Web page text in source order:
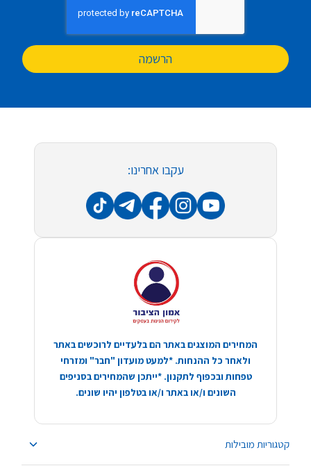
הרשמה
קטגוריות מובילות
עקבו אחרינו:
המחירים המוצגים באתר הם בלעדיים לרוכשים באתר
ולאחר כל ההנחות. *למעט מועדון "חבר" ומזרחי
טפחות ובכפוף לתקנון. *ייתכן שהמחירים בסניפים
השונים ו/או באתר ו/או בטלפון יהיו שונים.